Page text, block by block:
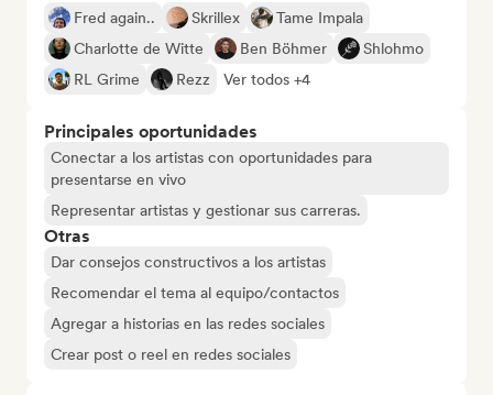
Fred again.. Skrillex
Tame Impala
Charlotte de Witte
Ben Böhmer
Shlohmo
RL Grime
Rezz Ver todos +4
Principales oportunidades
Conectar a los artistas con oportunidades para
presentarse en vivo
Representar artistas y gestionar sus carreras.
Otras
Dar consejos constructivos a los artistas
Recomendar el tema al equipo/contactos
Agregar a historias en las redes sociales
Crear post o reel en redes sociales